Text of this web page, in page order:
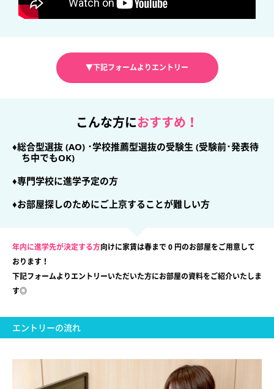
▼下記フォームよりエントリー
こんな方におすすめ！
♦総合型選抜 (AO) ･学校推薦型選抜の受験生 (受験前･発表待
ち中でもOK)
♦専門学校に進学予定の方
♦お部屋探しのためにご上京することが難しい方
年内に進学先が決定する方向けに家賃は春まで 0 円のお部屋をご用意して
おります！
下記フォームよりエントリーいただいた方にお部屋の資料をご紹介いたしま
す◎
エントリーの流れ